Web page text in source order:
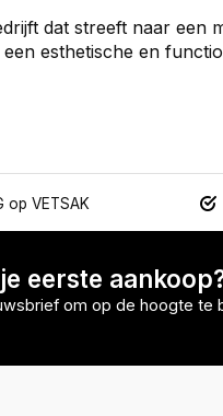
dat streeft naar een
esthetische en
op VETSAK
eerste
om op de hoogte te